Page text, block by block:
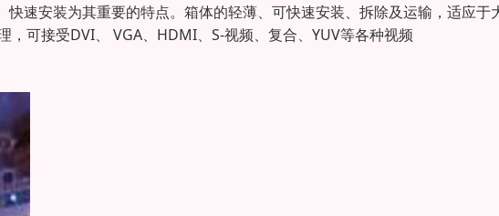
速安装为其重要的特点。箱体的轻薄、可快速安装、拆除及运输，适应于
可接受DVI、 VGA、HDMI、S-视频、复合、YUV等各种视频